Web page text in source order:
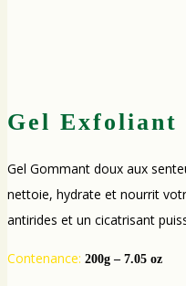
Gel Exfoliant
Gel Gommant doux aux
nettoie, hydrate et nourrit
antirides et un cicatrisant
Contenance: 200g – 7.05 oz